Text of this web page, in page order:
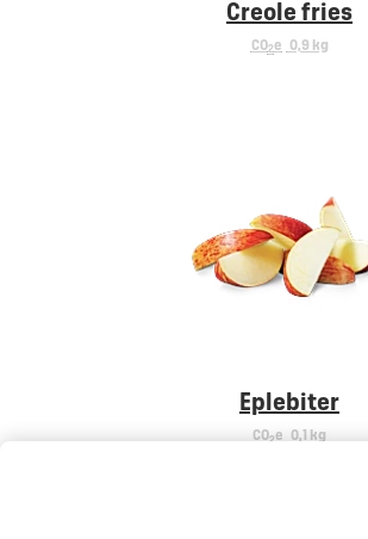
Creole fries
CO2e 0,9 kg
Eplebiter
CO2e 0,1 kg